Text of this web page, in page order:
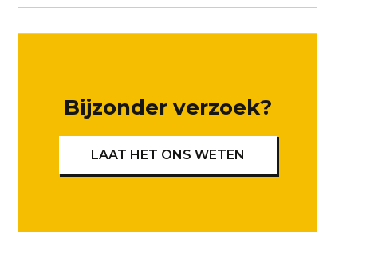
Bijzonder verzoek?
LAAT HET ONS WETEN